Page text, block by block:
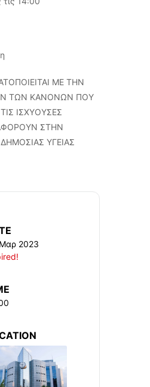
ΜΕ ΤΗΝ
ΤΩΝ ΚΑΝΟΝΩΝ ΠΟΥ
ΙΣΧΥΟΥΣΕΣ
ΣΤΗΝ
ΥΓΕΙΑΣ
2023